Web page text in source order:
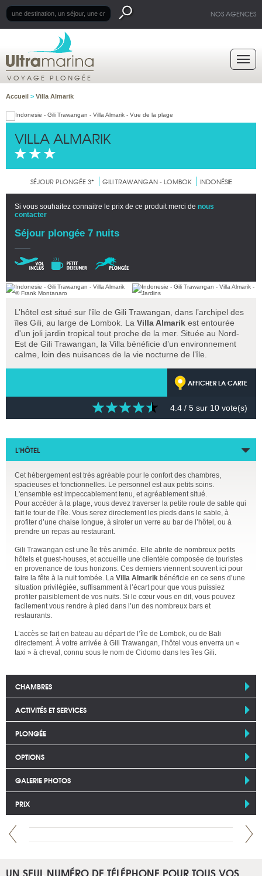
NOS AGENCES
VOYAGE PLONGÉE
Accueil > Villa Almarik
VILLA ALMARIK
SÉJOUR PLONGÉE 3* GILI TRAWANGAN - LOMBOK INDONÉSIE
Si vous souhaitez connaitre le prix de ce produit merci de nous
contacter
Séjour plongée 7 nuits
L’hôtel est situé sur l'île de Gili Trawangan, dans l’archipel des
îles Gili, au large de Lombok. La Villa Almarik est entourée
d'un joli jardin tropical tout proche de la mer. Située au Nord-
Est de Gili Trawangan, la Villa bénéficie d’un environnement
calme, loin des nuisances de la vie nocturne de l’île.
AFFICHER LA CARTE
4.4 / 5 sur 10 vote(s)
L’HÔTEL
Cet hébergement est très agréable pour le confort des chambres,
spacieuses et fonctionnelles. Le personnel est aux petits soins.
L'ensemble est impeccablement tenu, et agréablement situé.
Pour accéder à la plage, vous devez traverser la petite route de sable qui
fait le tour de l’île. Vous serez directement les pieds dans le sable, à
profiter d’une chaise longue, à siroter un verre au bar de l’hôtel, ou à
prendre un repas au restaurant.
Gili Trawangan est une île très animée. Elle abrite de nombreux petits
hôtels et guest-houses, et accueille une clientèle composée de touristes
en provenance de tous horizons. Ces derniers viennent souvent ici pour
faire la fête à la nuit tombée. La Villa Almarik bénéficie en ce sens d’une
situation privilégiée, suffisamment à l’écart pour que vous puissiez
profiter paisiblement de vos nuits. Si le cœur vous en dit, vous pouvez
facilement vous rendre à pied dans l’un des nombreux bars et
restaurants.
L’accès se fait en bateau au départ de l’île de Lombok, ou de Bali
directement. À votre arrivée à Gili Trawangan, l’hôtel vous enverra un «
taxi » à cheval, connu sous le nom de Cidomo dans les îles Gili.
CHAMBRES
ACTIVITÉS ET SERVICES
PLONGÉE
OPTIONS
GALERIE PHOTOS
PRIX